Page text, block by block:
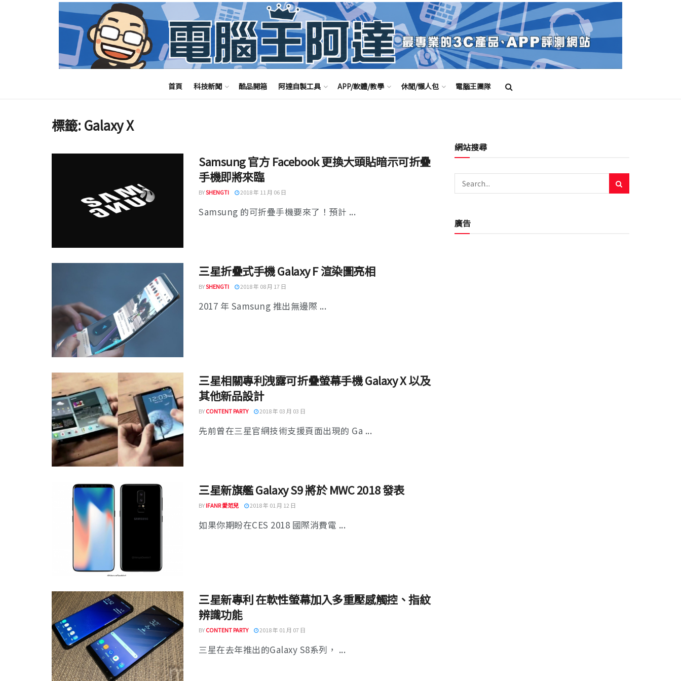
首頁 科技新聞 酷品開箱 阿達自製工具 APP/軟體/教學 休閒/懶人包 電腦王團隊
標籤: Galaxy X
Samsung 官方 Facebook 更換大頭貼暗示可折疊
手機即將來臨
BYSHENGTI 2018 年 11 月 06 日
Samsung 的可折疊手機要來了！預計 ...
三星折疊式手機 Galaxy F 渲染圖亮相
BYSHENGTI 2018 年 08 月 17 日
2017 年 Samsung 推出無邊際 ...
三星相關專利洩露可折疊螢幕手機 Galaxy X 以及
其他新品設計
BYCONTENT PARTY 2018 年 03 月 03 日
先前曾在三星官網技術支援頁面出現的 Ga ...
三星新旗艦 Galaxy S9 將於 MWC 2018 發表
BYIFANR 愛范兒 2018 年 01 月 12 日
如果你期盼在CES 2018 國際消費電 ...
三星新專利 在軟性螢幕加入多重壓感觸控、指紋
辨識功能
BYCONTENT PARTY 2018 年 01 月 07 日
三星在去年推出的Galaxy S8系列， ...
網站搜尋
廣告